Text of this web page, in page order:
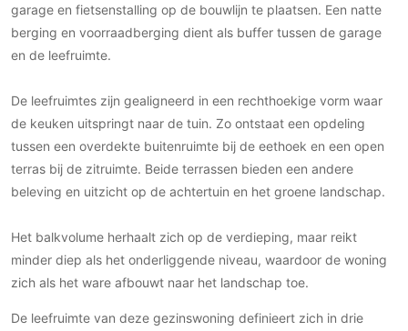
Keukenapparatuur
Keukenbladen
Keukenaccessoires
Ramen en deuren
Binnendeuren
Aluminium deuren
Stalen deuren
Systeemwanden
Raambeslag
Gevel
Gevelbekleding
Houten gevelbekleding
Stucwerk
Schilderwerk buiten
Vlonders
Zonwering
Villa
Zwembad
Horeca
Kantoor
garage en fietsenstalling op de bouwlijn te plaatsen. Een natte
berging en voorraadberging dient als buffer tussen de garage
en de leefruimte.
De leefruimtes zijn gealigneerd in een rechthoekige vorm waar
de keuken uitspringt naar de tuin. Zo ontstaat een opdeling
tussen een overdekte buitenruimte bij de eethoek en een open
terras bij de zitruimte. Beide terrassen bieden een andere
beleving en uitzicht op de achtertuin en het groene landschap.
Het balkvolume herhaalt zich op de verdieping, maar reikt
minder diep als het onderliggende niveau, waardoor de woning
zich als het ware afbouwt naar het landschap toe.
De leefruimte van deze gezinswoning definieert zich in drie